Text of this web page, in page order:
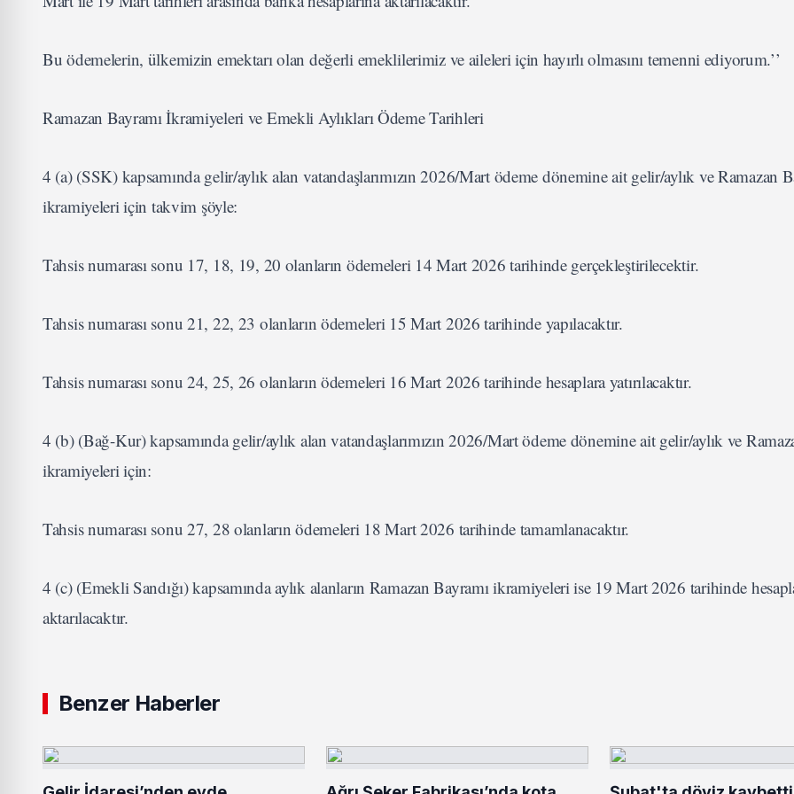
Bu ödemelerin, ülkemizin emektarı olan değerli emeklilerimiz ve aileleri için hayırlı olmasını temenni ediyorum.’’
Ramazan Bayramı İkramiyeleri ve Emekli Aylıkları Ödeme Tarihleri
4 (a) (SSK) kapsamında gelir/aylık alan vatandaşlarımızın 2026/Mart ödeme dönemine ait gelir/aylık ve Ramazan
ikramiyeleri için takvim şöyle:
Tahsis numarası sonu 17, 18, 19, 20 olanların ödemeleri 14 Mart 2026 tarihinde gerçekleştirilecektir.
Tahsis numarası sonu 21, 22, 23 olanların ödemeleri 15 Mart 2026 tarihinde yapılacaktır.
Tahsis numarası sonu 24, 25, 26 olanların ödemeleri 16 Mart 2026 tarihinde hesaplara yatırılacaktır.
4 (b) (Bağ-Kur) kapsamında gelir/aylık alan vatandaşlarımızın 2026/Mart ödeme dönemine ait gelir/aylık ve
ikramiyeleri için:
Tahsis numarası sonu 27, 28 olanların ödemeleri 18 Mart 2026 tarihinde tamamlanacaktır.
4 (c) (Emekli Sandığı) kapsamında aylık alanların Ramazan Bayramı ikramiyeleri ise 19 Mart 2026 tarihinde
aktarılacaktır.
Benzer Haberler